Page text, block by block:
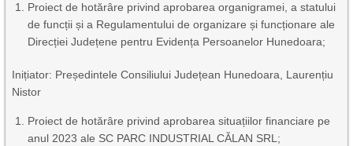
Proiect de hotărâre privind aprobarea organigramei, a statului
de funcții și a Regulamentului de organizare și funcționare ale
Direcției Județene pentru Evidența Persoanelor Hunedoara;
Inițiator: Președintele Consiliului Județean Hunedoara, Laurențiu
Nistor
Proiect de hotărâre privind aprobarea situațiilor financiare pe
anul 2023 ale SC PARC INDUSTRIAL CĂLAN SRL;